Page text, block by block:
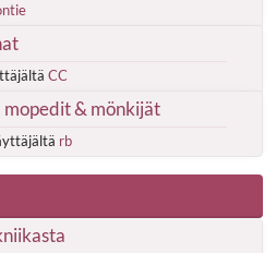
CC
& mönkijät
rb